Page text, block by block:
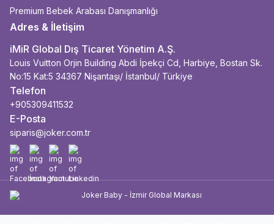
Premium Bebek Arabası Danışmanlığı
Adres & İletişim
iMiR Global Dış Ticaret Yönetim A.Ş.
Louis Vuitton Orjin Building Abdi İpekçi Cd, Harbiye, Bostan Sk.
No:15 Kat:5 34367 Nişantaşı/ İstanbul/ Türkiye
Telefon
+905309411532
E-Posta
siparis@joker.com.tr
Facebook
İnstagram
YoutubeLinkedin